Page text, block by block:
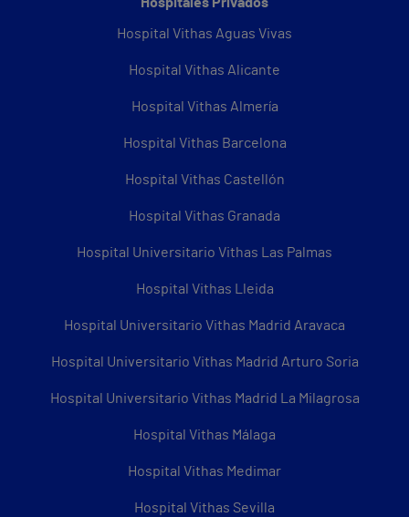
Hospitales Privados
Hospital Vithas Aguas Vivas
Hospital Vithas Alicante
Hospital Vithas Almería
Hospital Vithas Barcelona
Hospital Vithas Castellón
Hospital Vithas Granada
Hospital Universitario Vithas Las Palmas
Hospital Vithas Lleida
Hospital Universitario Vithas Madrid Aravaca
Hospital Universitario Vithas Madrid Arturo Soria
Hospital Universitario Vithas Madrid La Milagrosa
Hospital Vithas Málaga
Hospital Vithas Medimar
Hospital Vithas Sevilla